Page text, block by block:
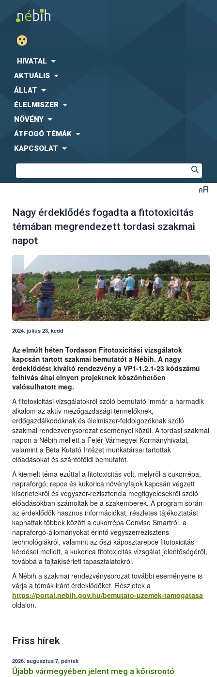
HIVATAL
AKTUÁLIS
ÁLLAT
ÉLELMISZER
NÖVÉNY
ÁTFOGÓ TÉMÁK
KAPCSOLAT
Nagy érdeklődés fogadta a fitotoxicitás
témában megrendezett tordasi szakmai
napot
2024. július 23, kedd
Az elmúlt héten Tordason Fitotoxicitási vizsgálatok
kapcsán tartott szakmai bemutatót a Nébih. A nagy
érdeklődést kiváltó rendezvény a VP1-1.2.1-23 kódszámú
felhívás által elnyert projektnek köszönhetően
valósulhatott meg.
A fitotoxicitási vizsgálatokról szóló bemutató immár a harmadik
alkalom az aktív mezőgazdasági termelőknek,
erdőgazdálkodóknak és élelmiszer-feldolgozóknak szóló
szakmai rendezvénysorozat eseményei közül. A tordasi szakmai
napon a Nébih mellett a Fejér Vármegyei Kormányhivatal,
valamint a Beta Kutató Intézet munkatársai tartottak
előadásokat és szántóföldi bemutatót.
A kiemelt téma ezúttal a fitotoxicitás volt, melyről a cukorrépa,
napraforgó, repce és kukorica növényfajok kapcsán végzett
kísérletekről és vegyszer-rezisztencia megfigyelésekről szóló
előadásokban számoltak be a szakemberek. A program során
az érdeklődők hasznos információkat, részletes tájékoztatást
kaphattak többek között a cukorrépa Conviso Smartról, a
napraforgó-állományokat érintő vegyszerrezisztens
technológiákról, valamint az őszi káposztarepce fitotoxicitás
kérdései mellett, a kukorica fitotoxicitás vizsgálat jelentőségéről,
továbbá a fajtakísérleti tapasztalatokról.
A Nébih a szakmai rendezvénysorozat további eseményeire is
várja a témák iránt érdeklődőket. Részletek a
https://portal.nebih.gov.hu/bemutato-uzemek-tamogatasa
oldalon.
Friss hírek
2026. augusztus 7, péntek
Újabb vármegyében jelent meg a kőrisrontó